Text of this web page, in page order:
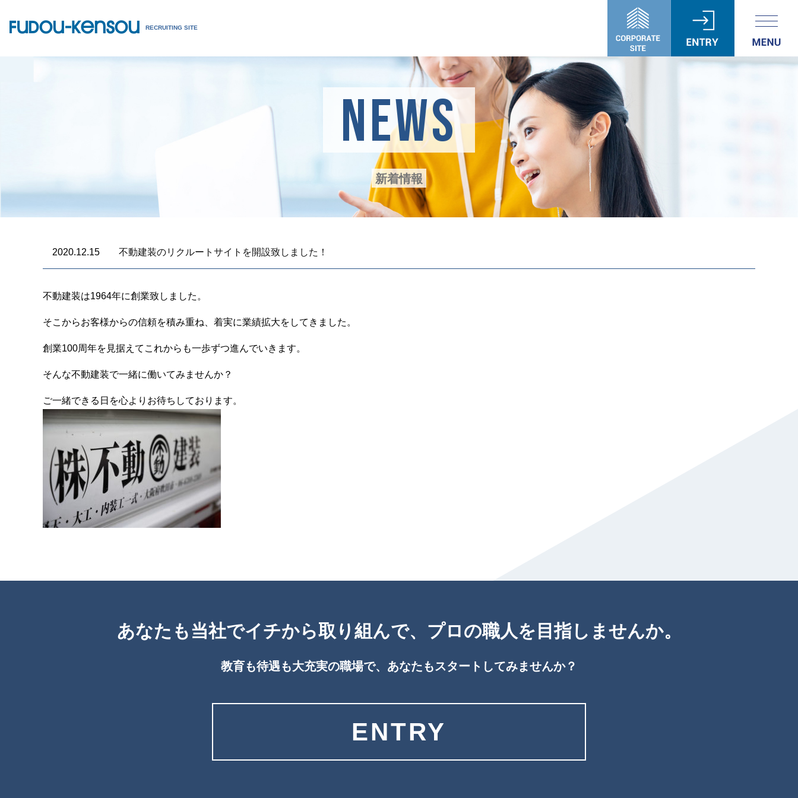
RECRUITING SITE
NEWS
新着情報
2020.12.15 不動建装のリクルートサイトを開設致しました！
不動建装は1964年に創業致しました。
そこからお客様からの信頼を積み重ね、着実に業績拡大をしてきました。
創業100周年を見据えてこれからも一歩ずつ進んでいきます。
そんな不動建装で一緒に働いてみませんか？
ご一緒できる日を心よりお待ちしております。
あなたも当社でイチから取り組んで、 プロの職人を目指しませんか。
教育も待遇も大充実の職場で、あなたもスタートしてみませんか？
ENTRY